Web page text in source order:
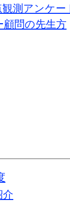
観測アンケ
顧問の先生方
介